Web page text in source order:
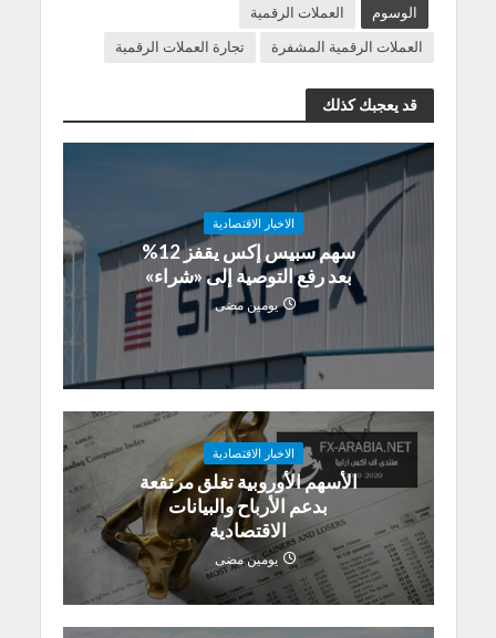
الوسوم
العملات الرقمية
العملات الرقمية المشفرة
تجارة العملات الرقمية
قد يعجبك كذلك
الاخبار الاقتصادية
سهم سبيس إكس يقفز 12%
بعد رفع التوصية إلى «شراء»
يومين مضى
الاخبار الاقتصادية
الأسهم الأوروبية تغلق مرتفعة
بدعم الأرباح والبيانات
الاقتصادية
يومين مضى